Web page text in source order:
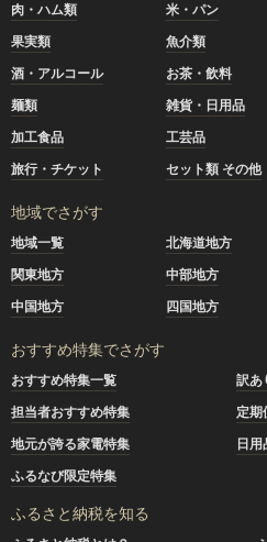
肉・ハム類 米・パン
果実類
魚介類
酒・アルコール
お茶・飲料
麺類
雑貨・日用品
加工食品
工芸品
旅行・チケット
セット類 その他
地域でさがす
地域一覧 北海道地方
関東地方
中部地方
中国地方
四国地方
おすすめ特集でさがす
おすすめ特集一覧
訳あ
担当者おすすめ特集
定期
地元が誇る家電特集
日
ふるなび限定特集
ふるさと納税を知る